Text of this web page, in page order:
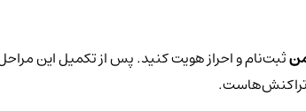
ثبت‌نام و احراز هویت کنید. پس از تکمیل این
تراکنش‌هاست.